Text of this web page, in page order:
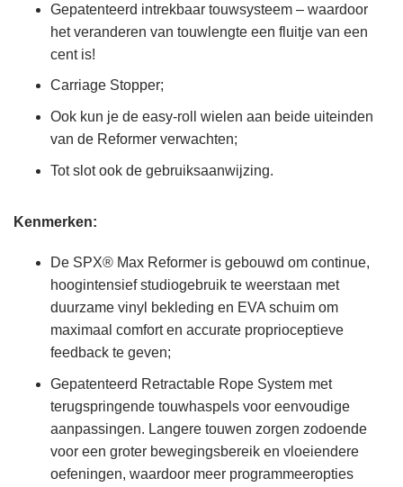
Gepatenteerd intrekbaar touwsysteem – waardoor
het veranderen van touwlengte een fluitje van een
cent is!
Carriage Stopper;
Ook kun je de easy-roll wielen aan beide uiteinden
van de Reformer verwachten;
Tot slot ook de gebruiksaanwijzing.
Kenmerken:
De SPX® Max Reformer is gebouwd om continue,
hoogintensief studiogebruik te weerstaan met
duurzame vinyl bekleding en EVA schuim om
maximaal comfort en accurate proprioceptieve
feedback te geven;
Gepatenteerd Retractable Rope System met
terugspringende touwhaspels voor eenvoudige
aanpassingen. Langere touwen zorgen zodoende
voor een groter bewegingsbereik en vloeiendere
oefeningen, waardoor meer programmeeropties